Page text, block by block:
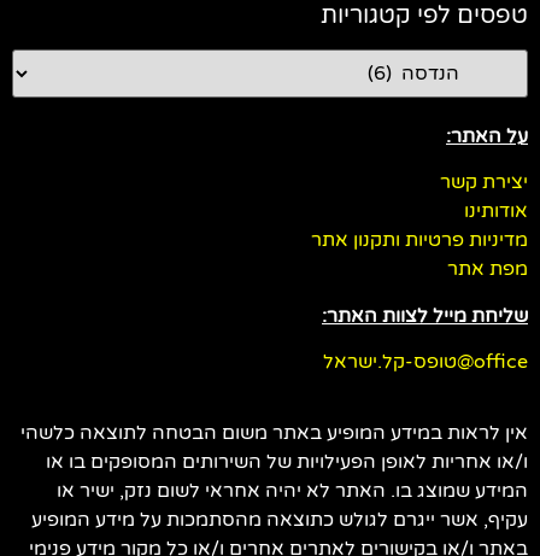
טפסים לפי קטגוריות
על האתר:
יצירת קשר
אודותינו
מדיניות פרטיות ותקנון אתר
מפת אתר
שליחת מייל לצוות האתר:
office@טופס-קל.ישראל
אין לראות במידע המופיע באתר משום הבטחה לתוצאה כלשהי
ו/או אחריות לאופן הפעילויות של השירותים המסופקים בו או
המידע שמוצג בו. האתר לא יהיה אחראי לשום נזק, ישיר או
עקיף, אשר ייגרם לגולש כתוצאה מהסתמכות על מידע המופיע
באתר ו/או בקישורים לאתרים אחרים ו/או כל מקור מידע פנימי